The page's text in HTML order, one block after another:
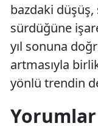
bazdaki düşüş,
sürdüğüne
yıl sonuna
artmasıyla
yönlü trendin
Yorumlar